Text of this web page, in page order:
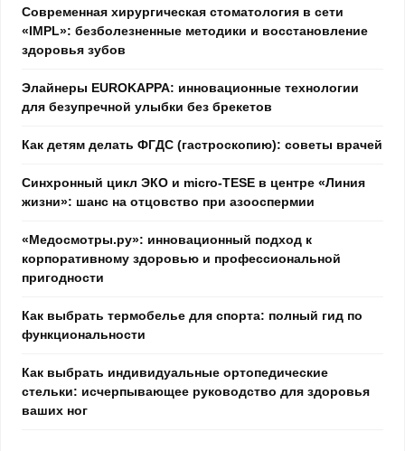
Современная хирургическая стоматология в сети
«IMPL»: безболезненные методики и восстановление
здоровья зубов
Элайнеры EUROKAPPA: инновационные технологии
для безупречной улыбки без брекетов
Как детям делать ФГДС (гастроскопию): советы врачей
Синхронный цикл ЭКО и micro-TESE в центре «Линия
жизни»: шанс на отцовство при азооспермии
«Медосмотры.ру»: инновационный подход к
корпоративному здоровью и профессиональной
пригодности
Как выбрать термобелье для спорта: полный гид по
функциональности
Как выбрать индивидуальные ортопедические
стельки: исчерпывающее руководство для здоровья
ваших ног